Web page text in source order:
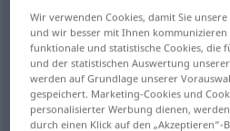
appointer [apwɛ̃te]v/t
Übersicht aller
(Für mehr Details die Übersetzung
Gehalt zahlen, entlohnen,
Wir verwenden Cookies, damit Sie
und wir besser mit Ihnen
funktionale und statistische Cookies, die
und der statistischen Auswertung
werden auf Grundlage unserer
gespeichert. Marketing-Cookies und
personalisierter Werbung dienen,
durch einen Klick auf den